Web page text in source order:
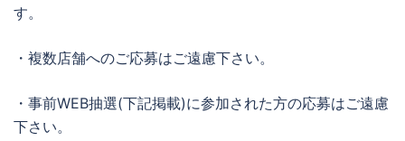
す。
・複数店舗へのご応募はご遠慮下さい。
・事前WEB抽選(下記掲載)に参加された方の応募はご遠慮
下さい。